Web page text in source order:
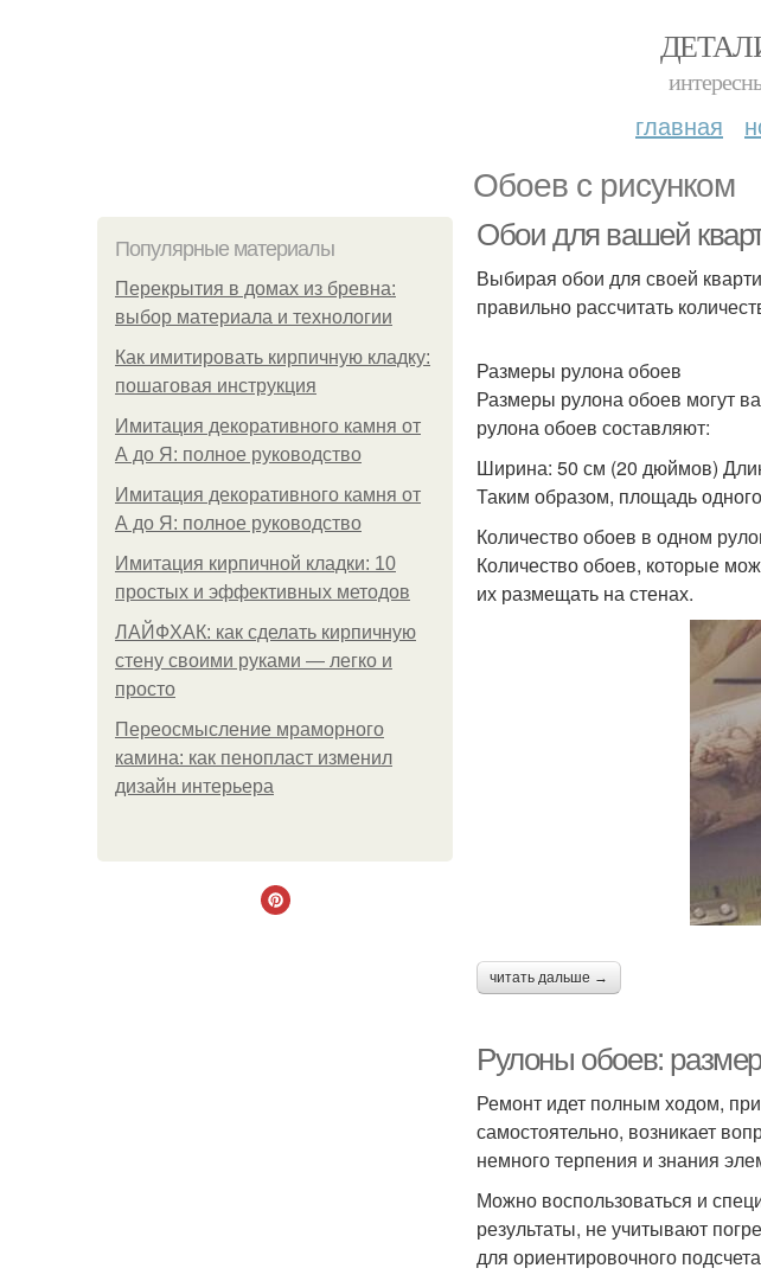
главная
Обоев с рисунком
Популярные материалы
Перекрытия в домах из бревна:
выбор материала и технологии
Как имитировать кирпичную кладку:
пошаговая инструкция
Имитация декоративного камня от
А до Я: полное руководство
Имитация декоративного камня от
А до Я: полное руководство
Имитация кирпичной кладки: 10
простых и эффективных методов
ЛАЙФХАК: как сделать кирпичную
стену своими руками — легко и
просто
Переосмысление мраморного
камина: как пенопласт изменил
дизайн интерьера
Обои для вашей
Выбирая обои для своей
правильно рассчитать
Размеры рулона обоев
Размеры рулона обоев могут
рулона обоев составляют:
Ширина: 50 см (20 дюймов)
Таким образом, площадь
Количество обоев в одном
Количество обоев, которые
их размещать на стенах.
читать дальше →
Рулоны обоев:
Ремонт идет полным ходом,
самостоятельно, возникает
немного терпения и знания
Можно воспользоваться и
результаты, не учитывают
для ориентировочного